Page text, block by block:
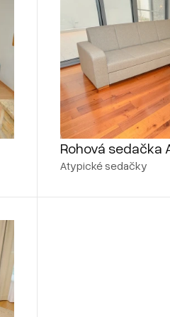
Rohová sedačka
Atypické sedačky